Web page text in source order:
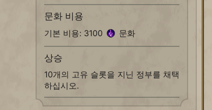
문화 비용
기본 비용: 3100 문화
상승
10개의 고유 슬롯을 지닌 정부를 채택
하십시오.